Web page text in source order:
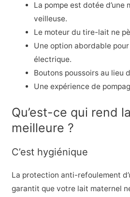
La pompe est dotée d’une
veilleuse.
Le moteur du tire-lait ne
Une option abordable
électrique.
Boutons poussoirs au lieu
Une expérience de
Qu’est-ce qui rend
meilleure ?
C’est hygiénique
La protection anti-refoulement
garantit que votre lait maternel